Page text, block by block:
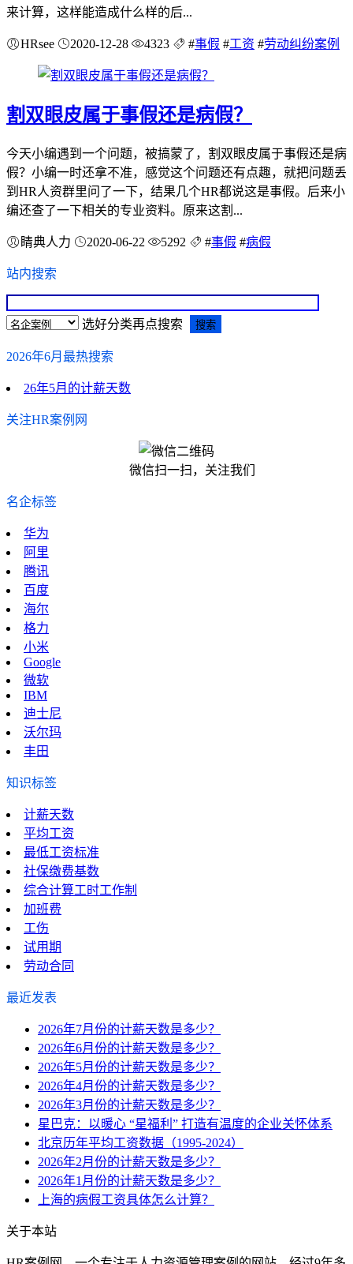
来计算，这样能造成什么样的后...
HRsee 2020-12-28 4323 #事假 #工资 #劳动纠纷案例
割双眼皮属于事假还是病假？
今天小编遇到一个问题，被搞蒙了，割双眼皮属于事假还是病
假？小编一时还拿不准，感觉这个问题还有点趣，就把问题丢
到HR人资群里问了一下，结果几个HR都说这是事假。后来小
编还查了一下相关的专业资料。原来这割...
睛典人力 2020-06-22 5292 #事假 #病假
站内搜索
选好分类再点搜索
2026年6月最热搜索
26年5月的计薪天数
关注HR案例网
微信扫一扫，关注我们
名企标签
华为
阿里
腾讯
百度
海尔
格力
小米
Google
微软
IBM
迪士尼
沃尔玛
丰田
知识标签
计薪天数
平均工资
最低工资标准
社保缴费基数
综合计算工时工作制
加班费
工伤
试用期
劳动合同
最近发表
2026年7月份的计薪天数是多少？
2026年6月份的计薪天数是多少？
2026年5月份的计薪天数是多少？
2026年4月份的计薪天数是多少？
2026年3月份的计薪天数是多少？
星巴克：以暖心 “星福利” 打造有温度的企业关怀体系
北京历年平均工资数据（1995-2024）
2026年2月份的计薪天数是多少？
2026年1月份的计薪天数是多少？
上海的病假工资具体怎么计算？
关于本站